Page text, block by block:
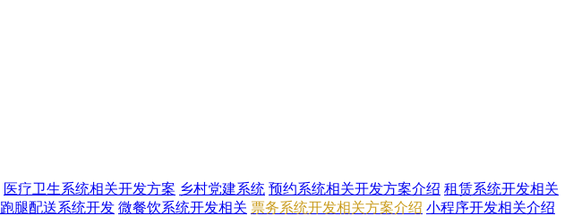
医疗卫生系统相关开发方案 乡村党建系统 预约系统相关开发方案介绍 租赁系统开发相关
跑腿配送系统开发 微餐饮系统开发相关 票务系统开发相关方案介绍 小程序开发相关介绍